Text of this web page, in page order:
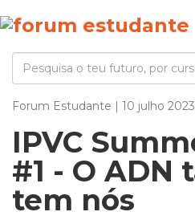
Forum Estudante | 10 julho 2023
IPVC
#1 - O ADN
tem nós